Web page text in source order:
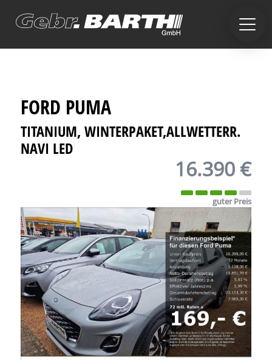
FORD PUMA
TITANIUM, WINTERPAKET,ALLWETTERR.
NAVI LED
16.390 €
guter Preis